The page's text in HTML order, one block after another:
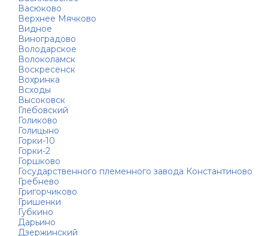
Васюково
Верхнее Мячково
Видное
Виноградово
Володарское
Волоколамск
Воскресенск
Вохринка
Всходы
Высоковск
Глебовский
Голиково
Голицыно
Горки-10
Горки-2
Горшково
Государственного племенного завода Константиново
Гребнево
Григорчиково
Гришенки
Губкино
Дарьино
Дзержинский